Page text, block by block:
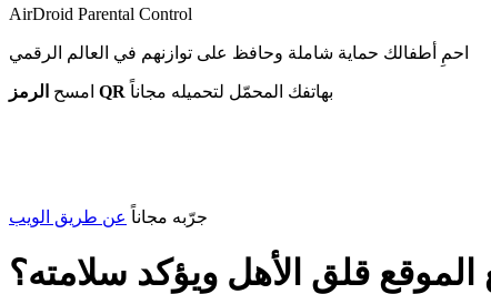
AirDroid Parental Control
احمِ أطفالك حماية شاملة وحافظ على توازنهم في العالم الرقمي
امسح الرمز QR بهاتفك المحمّل لتحميله مجاناً
جرّبه مجاناً عن طريق الويب
قلق الأهل ويؤكد سلامته؟